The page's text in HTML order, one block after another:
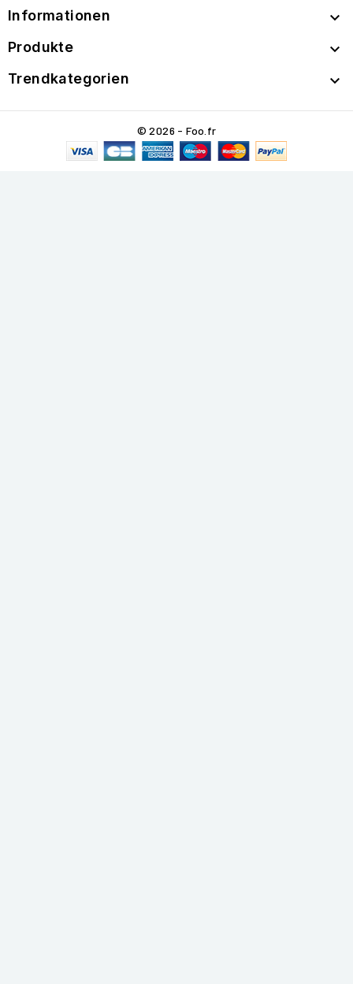
Informationen 
Produkte 
Trendkategorien 
© 2026 - Foo.fr